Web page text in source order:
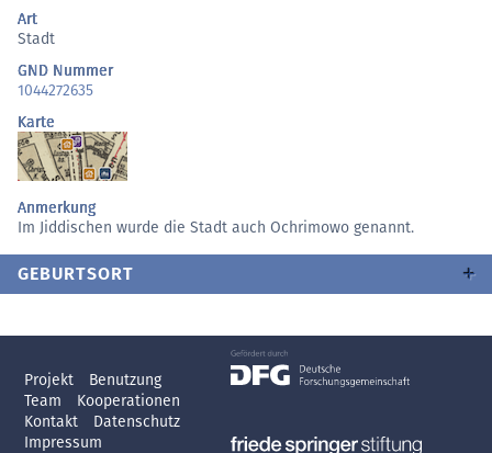
Art
Stadt
GND Nummer
1044272635
Karte
Anmerkung
Im Jiddischen wurde die Stadt auch Ochrimowo genannt.
GEBURTSORT
Projekt
Benutzung
Team
Kooperationen
Kontakt
Datenschutz
Impressum